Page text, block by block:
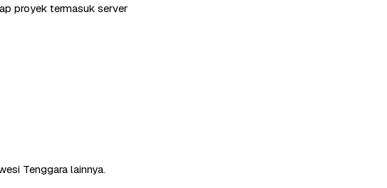
proyek termasuk server
Tenggara lainnya.